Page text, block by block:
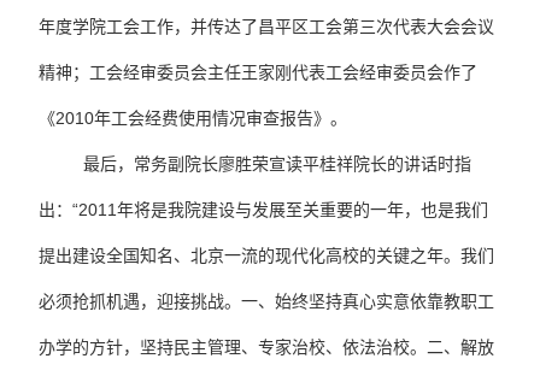
年度学院工会工作，并传达了昌平区工会第三次代表大会会议
精神；工会经审委员会主任王家刚代表工会经审委员会作了
《2010年工会经费使用情况审查报告》。
最后，常务副院长廖胜荣宣读平桂祥院长的讲话时指
出：“2011年将是我院建设与发展至关重要的一年，也是我们
提出建设全国知名、北京一流的现代化高校的关键之年。我们
必须抢抓机遇，迎接挑战。一、始终坚持真心实意依靠教职工
办学的方针，坚持民主管理、专家治校、依法治校。二、解放